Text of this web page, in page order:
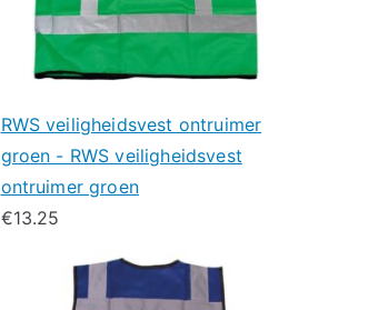
RWS veiligheidsvest ontruimer
groen - RWS veiligheidsvest
ontruimer groen
€13.25